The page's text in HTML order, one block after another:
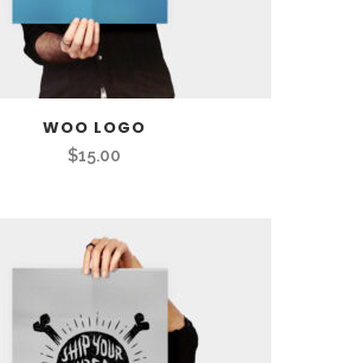
WOO LOGO
$15.00